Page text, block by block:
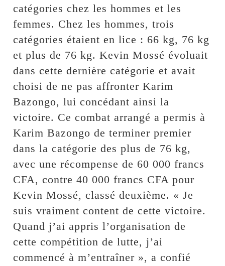
catégories chez les hommes et les
femmes. Chez les hommes, trois
catégories étaient en lice : 66 kg, 76 kg
et plus de 76 kg. Kevin Mossé évoluait
dans cette dernière catégorie et avait
choisi de ne pas affronter Karim
Bazongo, lui concédant ainsi la
victoire. Ce combat arrangé a permis à
Karim Bazongo de terminer premier
dans la catégorie des plus de 76 kg,
avec une récompense de 60 000 francs
CFA, contre 40 000 francs CFA pour
Kevin Mossé, classé deuxième. « Je
suis vraiment content de cette victoire.
Quand j’ai appris l’organisation de
cette compétition de lutte, j’ai
commencé à m’entraîner », a confié